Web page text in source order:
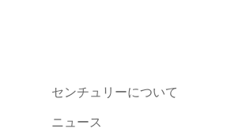
センチュリーについて
ニュース